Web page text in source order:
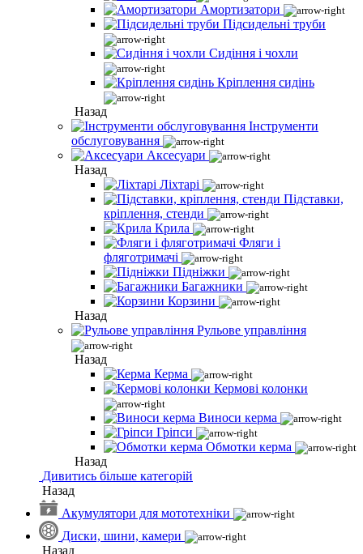
Амортизатори
Підсидельні труби
Сидіння і чохли
Кріплення сидінь
Назад
Інструменти
обслуговування
Аксесуари
Назад
Ліхтарі
Підставки,
кріплення, стенди
Крила
Фляги і
фляготримачі
Підніжки
Багажники
Корзини
Назад
Рульове управління
Назад
Керма
Кермові колонки
Виноси керма
Гріпси
Обмотки керма
Назад
Дивитись більше категорій
Назад
Акумулятори для мототехніки
Диски, шини, камери
Назад